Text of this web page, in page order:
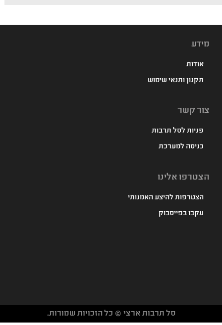
מידע
אודות
תקנון ותנאי שימוש
צור קשר
פניות לסל תרבות
כניסה למערכת
הצטרפו אלינו
הצטרפות להיצע האמנותי
עקבו בפייסבוק
סל תרבות ארצי © כל הזכויות שמורות.